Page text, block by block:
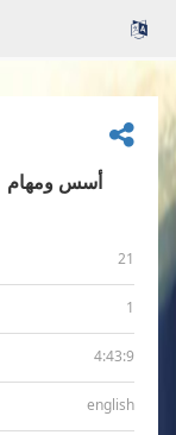
21
1
4:43:9
english